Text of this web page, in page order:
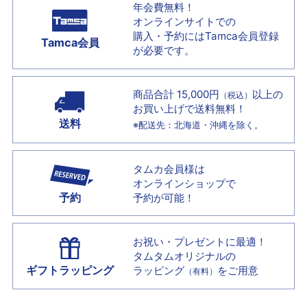
Tamca会員
年会費無料！
オンラインサイトでの
購入・予約にはTamca会員登録
が必要です。
送料
商品合計 15,000円 （税込） 以上の
お買い上げで送料無料！
※配送先：北海道・沖縄を除く。
予約
タムカ会員様は
オンラインショップで
予約が可能！
ギフトラッピング
お祝い・プレゼントに最適！
タムタムオリジナルの
ラッピング （有料） をご用意